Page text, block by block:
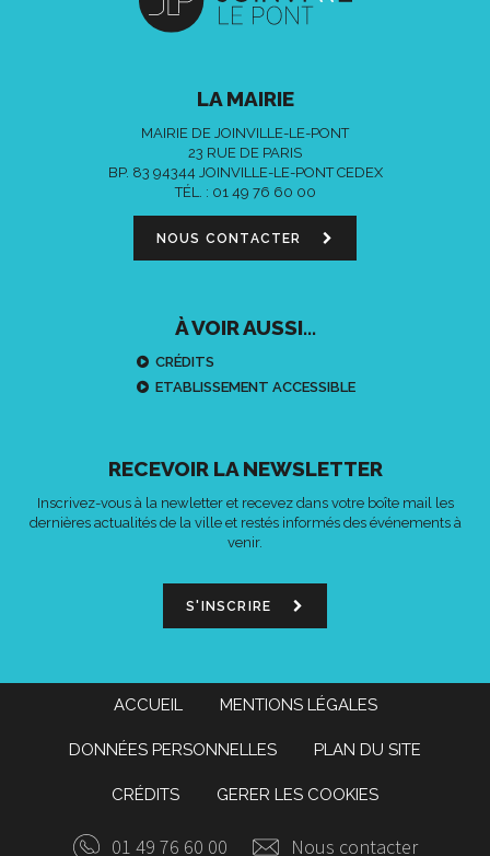
LA MAIRIE
MAIRIE DE JOINVILLE-LE-PONT
23 RUE DE PARIS
BP. 83 94344 JOINVILLE-LE-PONT CEDEX
TÉL. : 01 49 76 60 00
NOUS CONTACTER
À VOIR AUSSI...
CRÉDITS
ETABLISSEMENT ACCESSIBLE
RECEVOIR LA NEWSLETTER
Inscrivez-vous à la newletter et recevez dans votre boîte mail les
dernières actualités de la ville et restés informés des événements à
venir.
S'INSCRIRE
ACCUEIL MENTIONS LÉGALES
DONNÉES PERSONNELLES PLAN DU SITE
CRÉDITS GERER LES COOKIES
01 49 76 60 00 Nous contacter